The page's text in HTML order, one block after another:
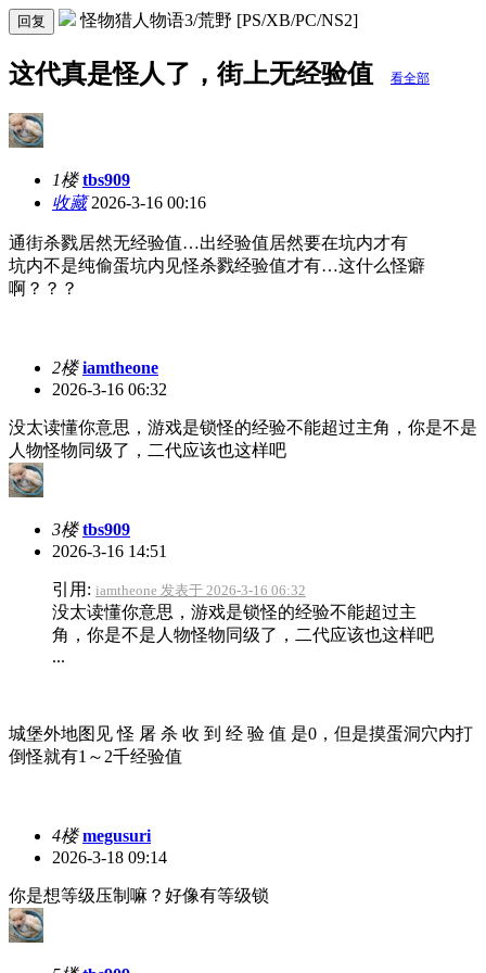
回复 怪物猎人物语3/荒野 [PS/XB/PC/NS2]
这代真是怪人了，街上无经验值 看全部
1楼 tbs909
收藏2026-3-16 00:16
通街杀戮居然无经验值…出经验值居然要在坑内才有
坑内不是纯偷蛋坑内见怪杀戮经验值才有…这什么怪癖
啊？？？
2楼 iamtheone
2026-3-16 06:32
没太读懂你意思，游戏是锁怪的经验不能超过主角，你是不是
人物怪物同级了，二代应该也这样吧
3楼 tbs909
2026-3-16 14:51
引用: iamtheone 发表于 2026-3-16 06:32
没太读懂你意思，游戏是锁怪的经验不能超过主
角，你是不是人物怪物同级了，二代应该也这样吧
...
城堡外地图见 怪 屠 杀 收 到 经 验 值 是0，但是摸蛋洞穴内打
倒怪就有1～2千经验值
4楼 megusuri
2026-3-18 09:14
你是想等级压制嘛？好像有等级锁